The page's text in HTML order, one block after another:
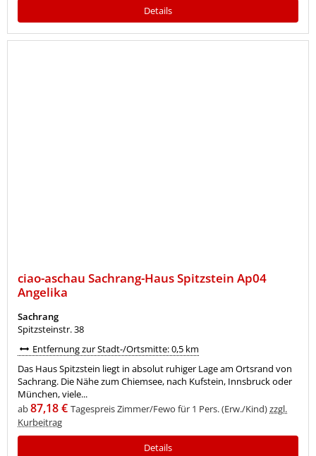
Details
ciao-aschau Sachrang-Haus Spitzstein Ap04
Angelika
Sachrang
Spitzsteinstr. 38
Entfernung zur Stadt-/Ortsmitte: 0,5 km
Das Haus Spitzstein liegt in absolut ruhiger Lage am Ortsrand von
Sachrang. Die Nähe zum Chiemsee, nach Kufstein, Innsbruck oder
München, viele...
ab87,18 € Tagespreis Zimmer/Fewo für 1 Pers. (Erw./Kind)zzgl.
Kurbeitrag
Details